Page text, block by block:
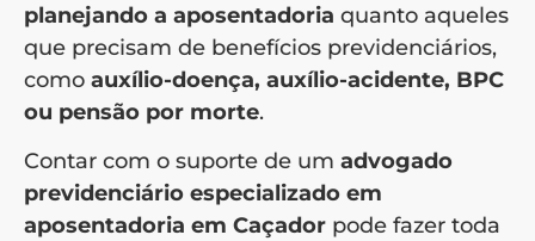
planejando a aposentadoria quanto aqueles
que precisam de benefícios previdenciários,
como auxílio-doença, auxílio-acidente, BPC
ou pensão por morte.
Contar com o suporte de um advogado
previdenciário especializado em
aposentadoria em Caçador pode fazer toda